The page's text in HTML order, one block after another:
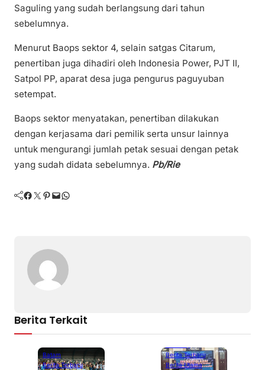
Saguling yang sudah berlangsung dari tahun
sebelumnya.
Menurut Baops sektor 4, selain satgas Citarum,
penertiban juga dihadiri oleh Indonesia Power, PJT II,
Satpol PP, aparat desa juga pengurus paguyuban
setempat.
Baops sektor menyatakan, penertiban dilakukan
dengan kerjasama dari pemilik serta unsur lainnya
untuk mengurangi jumlah petak sesuai dengan petak
yang sudah didata sebelumnya. Pb/Rie
Facebook Twitter Pinterest Mail WhatsApp
Berita Terkait
Batam
Berita Terbaru
Berita Terbaru
Berita Utama